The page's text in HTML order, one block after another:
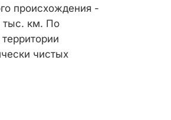
происхождения -
тыс. км. По
чистых